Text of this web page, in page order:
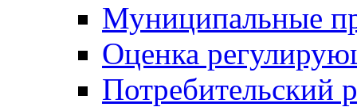
Муниципальные
Оценка
Потребительский